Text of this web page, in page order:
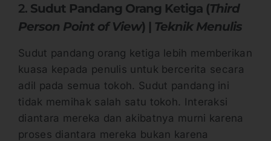
2. Sudut Pandang Orang Ketiga (Third
Person Point of View) | Teknik Menulis
Sudut pandang orang ketiga lebih memberikan
kuasa kepada penulis untuk bercerita secara
adil pada semua tokoh. Sudut pandang ini
tidak memihak salah satu tokoh. Interaksi
diantara mereka dan akibatnya murni karena
proses diantara mereka bukan karena